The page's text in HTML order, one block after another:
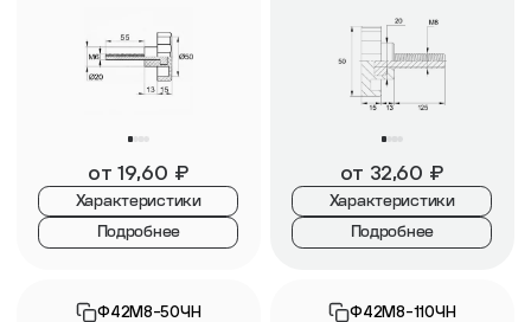
от 19,60 ₽
Характеристики
Подробнее
от 32,60 ₽
Характеристики
Подробнее
Ф42М8-50ЧН Ф42М8-110ЧН